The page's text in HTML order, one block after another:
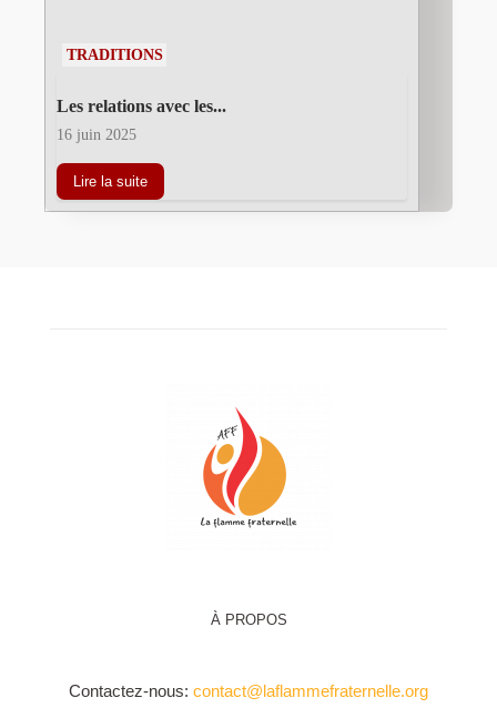
TRADITIONS
Les relations avec les...
16 juin 2025
Lire la suite
À PROPOS
Contactez-nous: contact@laflammefraternelle.org